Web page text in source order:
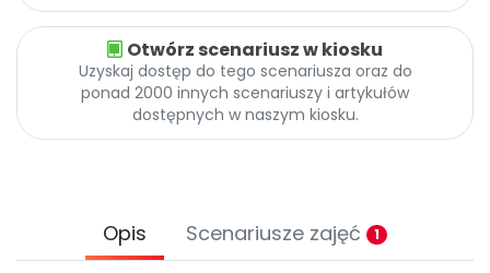
Otwórz scenariusz w kiosku
Uzyskaj dostęp do tego scenariusza oraz do
ponad 2000 innych scenariuszy i artykułów
dostępnych w naszym kiosku.
Opis Scenariusze zajęć 1